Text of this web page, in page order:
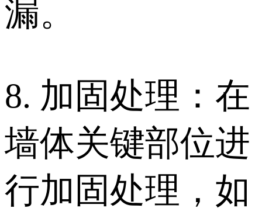
漏。
8. 加固处理：在
墙体关键部位进
行加固处理，如